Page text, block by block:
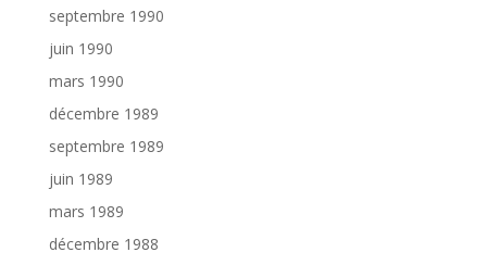
septembre 1990
juin 1990
mars 1990
décembre 1989
septembre 1989
juin 1989
mars 1989
décembre 1988